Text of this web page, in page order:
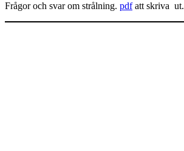
Frågor och svar om strålning. pdfatt skriva ut.